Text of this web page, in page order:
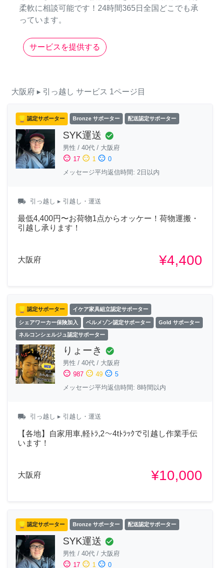
柔軟に相談可能です！24時間365日全国どこでも承
っています。
サービスを提供する
大阪府 ▸ 引っ越し サービス 1ページ目
認定サポーター Bronze サポーター 配送認定サポーター
SYK運送 check_circle
男性 / 40代 / 大阪府
sentiment_satisfied 17 sentiment_neutral 1 sentiment_dissatisfied 0
メッセージ平均返信時間: 2日以内
local_shipping 引っ越し ▸ 引越し・運送
最低4,400円〜お荷物1点からオッケー！荷物運搬・
引越し承ります！
大阪府 ¥4,400
認定サポーター イケア家具組立認定サポーター
シェアワーカー保険加入 ベルメゾン認定サポーター Gold サポーター
ネルコンシェルジュ認定サポーター
りょーき check_circle
男性 / 40代 / 大阪府
sentiment_satisfied 987 sentiment_neutral 49 sentiment_dissatisfied 5
メッセージ平均返信時間: 8時間以内
local_shipping 引っ越し ▸ 引越し・運送
【各地】自家用車,軽ﾄﾗ,2～4tﾄﾗｯｸで引越し作業手伝
います！
大阪府 ¥10,000
認定サポーター Bronze サポーター 配送認定サポーター
SYK運送 check_circle
男性 / 40代 / 大阪府
sentiment_satisfied 17 sentiment_neutral 1 sentiment_dissatisfied 0